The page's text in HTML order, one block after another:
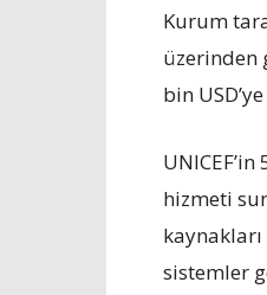
Kurum
üzerinden
bin
hizmeti
sistemler